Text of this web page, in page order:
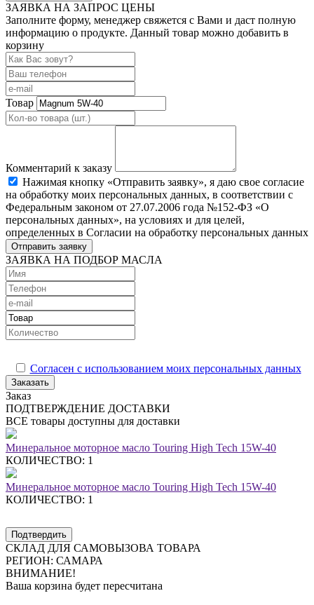
ЗАЯВКА НА ЗАПРОС ЦЕНЫ
Заполните форму, менеджер свяжется с Вами и даст полную
информацию о продукте. Данный товар можно добавить в
корзину
Товар
Комментарий к заказу
Нажимая кнопку «Отправить заявку», я даю свое согласие
на обработку моих персональных данных, в соответствии с
Федеральным законом от 27.07.2006 года №152-ФЗ «О
персональных данных», на условиях и для целей,
определенных в Согласии на обработку персональных данных
Отправить заявку
ЗАЯВКА НА ПОДБОР МАСЛА
Согласен с использованием моих персональных данных
Заказать
Заказ
ПОДТВЕРЖДЕНИЕ ДОСТАВКИ
ВСЕ товары доступны для доставки
Минеральное моторное масло Touring High Tech 15W-40
КОЛИЧЕСТВО: 1
Минеральное моторное масло Touring High Tech 15W-40
КОЛИЧЕСТВО: 1
Подтвердить
СКЛАД ДЛЯ САМОВЫЗОВА ТОВАРА
РЕГИОН: САМАРА
ВНИМАНИЕ!
Ваша корзина будет пересчитана